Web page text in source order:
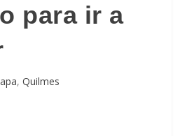
para ir a
,Quilmes